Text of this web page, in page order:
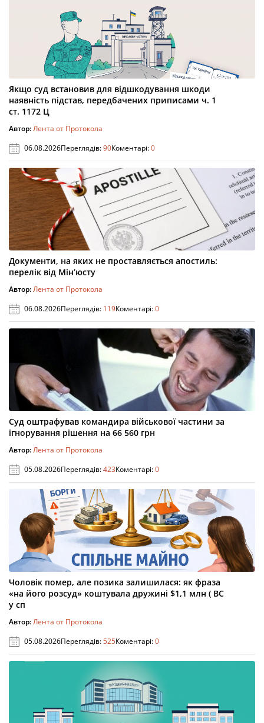
Якщо суд встановив для відшкодування шкоди
наявність підстав, передбачених приписами ч. 1
ст. 1172 Ц
Автор:Лента от Протокола
06.08.2026Переглядів:90Коментарі:0
Документи, на яких не проставляється апостиль:
перелік від Мін’юсту
Автор:Лента от Протокола
06.08.2026Переглядів: 119Коментарі:0
Суд оштрафував командира військової частини за
ігнорування рішення на 66 560 грн
Автор:Лента от Протокола
05.08.2026Переглядів:423Коментарі:0
Чоловік помер, але позика залишилася: як фраза
«на його розсуд» коштувала дружині $1,1 млн ( ВС
у сп
Автор:Лента от Протокола
05.08.2026Переглядів:525Коментарі:0